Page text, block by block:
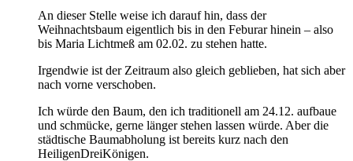
An dieser Stelle weise ich darauf hin, dass der
Weihnachtsbaum eigentlich bis in den Feburar hinein – also
bis Maria Lichtmeß am 02.02. zu stehen hatte.
Irgendwie ist der Zeitraum also gleich geblieben, hat sich aber
nach vorne verschoben.
Ich würde den Baum, den ich traditionell am 24.12. aufbaue
und schmücke, gerne länger stehen lassen würde. Aber die
städtische Baumabholung ist bereits kurz nach den
HeiligenDreiKönigen.